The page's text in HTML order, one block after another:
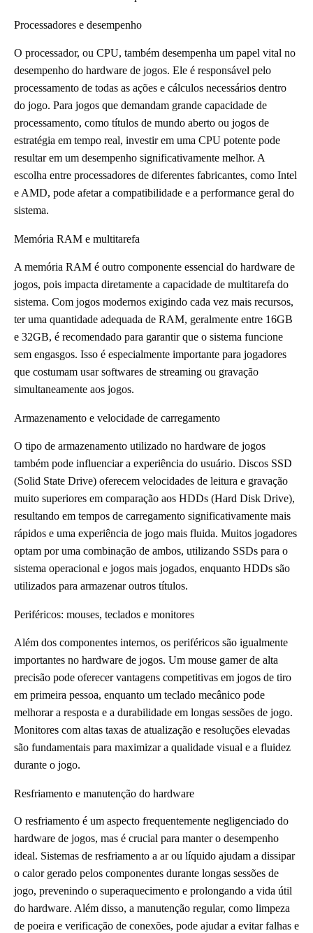
Processadores e desempenho
O processador, ou CPU, também desempenha um papel vital no
desempenho do hardware de jogos. Ele é responsável pelo
processamento de todas as ações e cálculos necessários dentro
do jogo. Para jogos que demandam grande capacidade de
processamento, como títulos de mundo aberto ou jogos de
estratégia em tempo real, investir em uma CPU potente pode
resultar em um desempenho significativamente melhor. A
escolha entre processadores de diferentes fabricantes, como Intel
e AMD, pode afetar a compatibilidade e a performance geral do
sistema.
Memória RAM e multitarefa
A memória RAM é outro componente essencial do hardware de
jogos, pois impacta diretamente a capacidade de multitarefa do
sistema. Com jogos modernos exigindo cada vez mais recursos,
ter uma quantidade adequada de RAM, geralmente entre 16GB
e 32GB, é recomendado para garantir que o sistema funcione
sem engasgos. Isso é especialmente importante para jogadores
que costumam usar softwares de streaming ou gravação
simultaneamente aos jogos.
Armazenamento e velocidade de carregamento
O tipo de armazenamento utilizado no hardware de jogos
também pode influenciar a experiência do usuário. Discos SSD
(Solid State Drive) oferecem velocidades de leitura e gravação
muito superiores em comparação aos HDDs (Hard Disk Drive),
resultando em tempos de carregamento significativamente mais
rápidos e uma experiência de jogo mais fluida. Muitos jogadores
optam por uma combinação de ambos, utilizando SSDs para o
sistema operacional e jogos mais jogados, enquanto HDDs são
utilizados para armazenar outros títulos.
Periféricos: mouses, teclados e monitores
Além dos componentes internos, os periféricos são igualmente
importantes no hardware de jogos. Um mouse gamer de alta
precisão pode oferecer vantagens competitivas em jogos de tiro
em primeira pessoa, enquanto um teclado mecânico pode
melhorar a resposta e a durabilidade em longas sessões de jogo.
Monitores com altas taxas de atualização e resoluções elevadas
são fundamentais para maximizar a qualidade visual e a fluidez
durante o jogo.
Resfriamento e manutenção do hardware
O resfriamento é um aspecto frequentemente negligenciado do
hardware de jogos, mas é crucial para manter o desempenho
ideal. Sistemas de resfriamento a ar ou líquido ajudam a dissipar
o calor gerado pelos componentes durante longas sessões de
jogo, prevenindo o superaquecimento e prolongando a vida útil
do hardware. Além disso, a manutenção regular, como limpeza
de poeira e verificação de conexões, pode ajudar a evitar falhas e